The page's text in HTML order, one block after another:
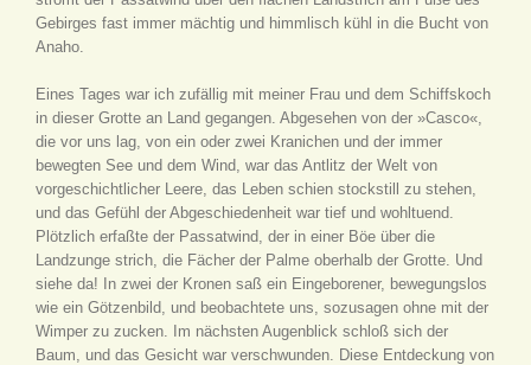
Gebirges fast immer mächtig und himmlisch kühl in die Bucht von
Anaho.
Eines Tages war ich zufällig mit meiner Frau und dem Schiffskoch
in dieser Grotte an Land gegangen. Abgesehen von der »Casco«,
die vor uns lag, von ein oder zwei Kranichen und der immer
bewegten See und dem Wind, war das Antlitz der Welt von
vorgeschichtlicher Leere, das Leben schien stockstill zu stehen,
und das Gefühl der Abgeschiedenheit war tief und wohltuend.
Plötzlich erfaßte der Passatwind, der in einer Böe über die
Landzunge strich, die Fächer der Palme oberhalb der Grotte. Und
siehe da! In zwei der Kronen saß ein Eingeborener, bewegungslos
wie ein Götzenbild, und beobachtete uns, sozusagen ohne mit der
Wimper zu zucken. Im nächsten Augenblick schloß sich der
Baum, und das Gesicht war verschwunden. Diese Entdeckung von